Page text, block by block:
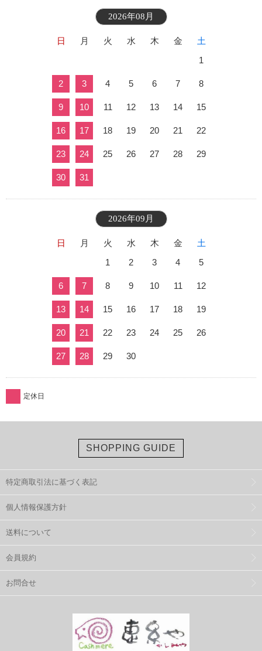
2026年08月
日 月 火 水 木 金
土
1
2 3 4 5 6 7 8
9 10 11 12 13 14 15
16 17 18 19 20 21 22
23 24 25 26 27 28 29
30 31
2026年09月
日 月 火 水 木 金
土
1
2 3 4 5
6 7 8 9 10 11 12
13 14 15 16 17 18 19
20 21 22 23 24 25 26
27 28 29 30
定休日
SHOPPING GUIDE
特定商取引法に基づく表記
個人情報保護方針
送料について
会員規約
お問合せ